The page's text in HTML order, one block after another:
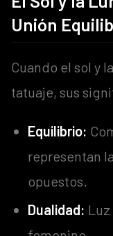
Unión
Cuando el sol y
tatuaje, sus
Equilibrio:
representan
opuestos.
Dualidad: